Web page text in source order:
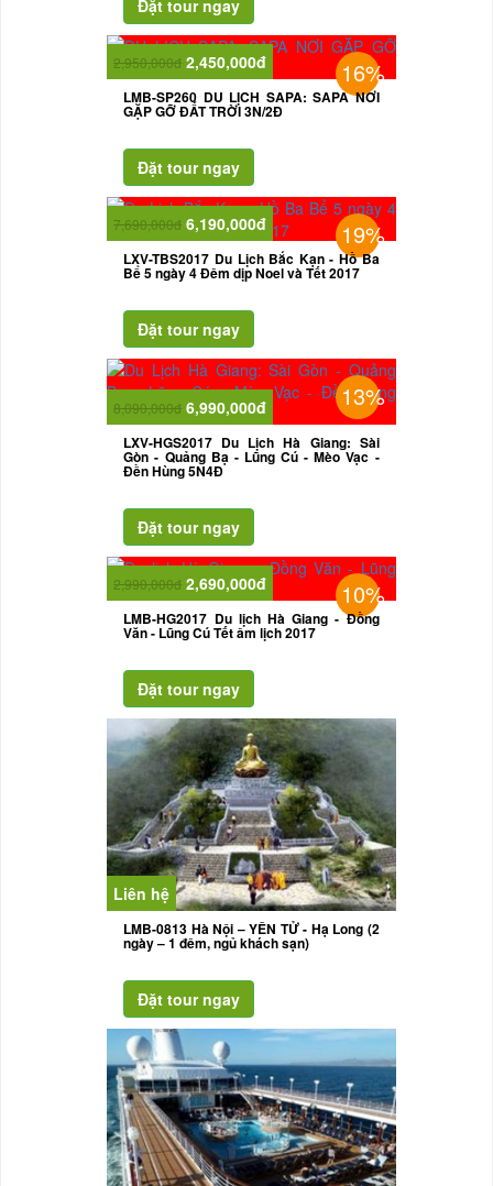
16%
2,950,000đ 2,450,000đ
LMB-SP260 DU LỊCH SAPA: SAPA NƠI
GẶP GỠ ĐẤT TRỜI 3N/2Đ
19%
7,690,000đ 6,190,000đ
LXV-TBS2017 Du Lịch Bắc Kạn - Hồ Ba
Bể 5 ngày 4 Đêm dịp Noel và Tết 2017
13%
8,090,000đ 6,990,000đ
LXV-HGS2017 Du Lịch Hà Giang: Sài
Gòn - Quảng Bạ - Lũng Cú - Mèo Vạc -
Đền Hùng 5N4Đ
10%
2,990,000đ 2,690,000đ
LMB-HG2017 Du lịch Hà Giang - Đồng
Văn - Lũng Cú Tết âm lịch 2017
Liên hệ
LMB-0813 Hà Nội – YÊN TỬ - Hạ Long (2
ngày – 1 đêm, ngủ khách sạn)